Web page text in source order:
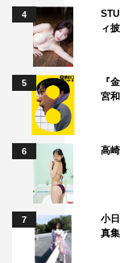
4
ィ
5
『
宮
6 高
7
小
真